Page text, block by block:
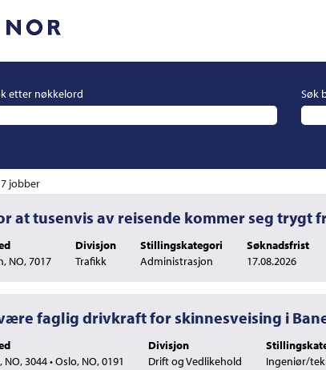
etter nøkkelord Søk
jobberSøkeresultater
"".
til
17
jobber
Tab-
at tusenvis av reisende kommer seg trygt
NO, 7017
Divisjon
Trafikk
Stillingskategori
Administrasjon
Søknadsfrist
17.08.2026
faglig drivkraft for skinnesveising i Bane
3044 • Oslo, NO, 0191
Divisjon
Drift og Vedlikehold
Ingeniør/